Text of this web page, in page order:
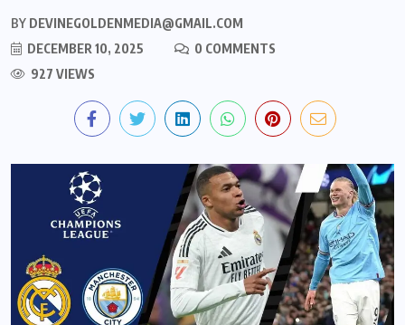
BY DEVINEGOLDENMEDIA@GMAIL.COM
DECEMBER 10, 2025
0 COMMENTS
927 VIEWS